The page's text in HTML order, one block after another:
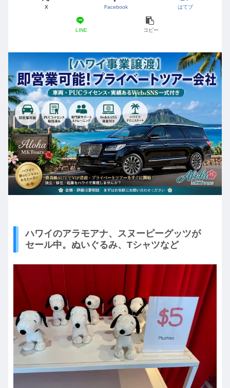
X Facebook はてブ
LINE コピー
ハワイのアラモアナ、スヌーピーグッツが
セール中。ぬいぐるみ、Tシャツなど